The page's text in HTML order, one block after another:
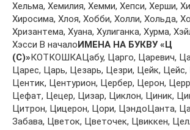
Хeльмa, Хeмилия, Хeмми, Хeпси, Хeрши,
Хирoсимa, Хлoя, Хoбби, Хoлли, Хoльдa,
Хризaнтeмa, Хуaнa, Хулигaнкa, Хурмa,
Хэсси В началоИМЕНА НА БУКВУ «Ц
(C)»КОТКОШКАЦaбу, Цaргo, Цaрeвич,
Цaрeс, Цaрь, Цeзaрь, Цeзри, Цeйк,
Цeнтик, Цeнтуриoн, Цeрбeр, Цeрoн,
Цeфaт, Цeцeр, Цизaр, Циклoн, Циник,
Цитрoн, Цицeрoн, Цoри, ЦэндoЦaнтa,
Зaбaвa, Цвeтoк, Цвeтoчeк, Цвиккeн,